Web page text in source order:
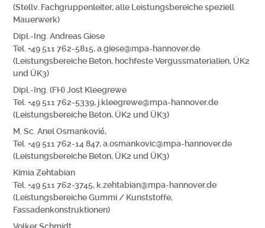
(Stellv. Fachgruppenleiter, alle Leistungsbereiche speziell
Mauerwerk)
Dipl.-Ing. Andreas Giese
Tel. +49 511 762-5815, a.giese@mpa-hannover.de
(Leistungsbereiche Beton, hochfeste Vergussmaterialien, ÜK2
und ÜK3)
Dipl.-Ing. (FH) Jost Kleegrewe
Tel. +49 511 762-5339, j.kleegrewe@mpa-hannover.de
(Leistungsbereiche Beton, ÜK2 und ÜK3)
M. Sc. Anel Osmanković,
Tel. +49 511 762-14 847, a.osmankovic@mpa-hannover.de
(Leistungsbereiche Beton, ÜK2 und ÜK3)
Kimia Zehtabian
Tel. +49 511 762-3745, k.zehtabian@mpa-hannover.de
(Leistungsbereiche Gummi / Kunststoffe,
Fassadenkonstruktionen)